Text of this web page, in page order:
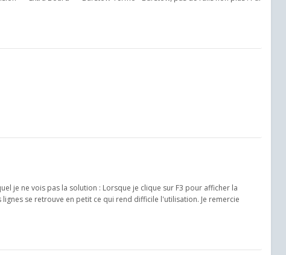
je ne vois pas la solution : Lorsque je clique sur F3 pour afficher la
se retrouve en petit ce qui rend difficile l'utilisation. Je remercie